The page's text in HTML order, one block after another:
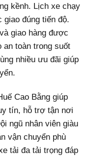
kềnh. Lịch xe chạy
đúng tiến độ.
giao hàng được
an toàn trong suốt
nhiều ưu đãi giúp
Cao Bằng giúp
tín, hỗ trợ tận nơi
ngũ nhân viên giàu
vận chuyển phù
tải đa tải trọng đáp